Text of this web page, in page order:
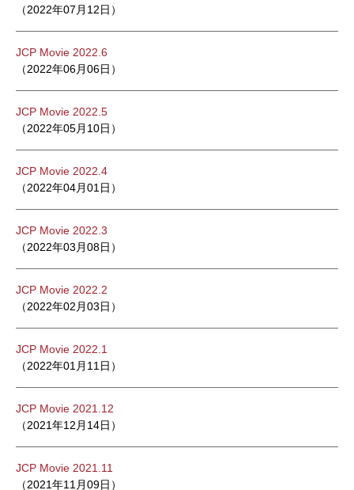
（2022年07月12日）
JCP Movie 2022.6
（2022年06月06日）
JCP Movie 2022.5
（2022年05月10日）
JCP Movie 2022.4
（2022年04月01日）
JCP Movie 2022.3
（2022年03月08日）
JCP Movie 2022.2
（2022年02月03日）
JCP Movie 2022.1
（2022年01月11日）
JCP Movie 2021.12
（2021年12月14日）
JCP Movie 2021.11
（2021年11月09日）